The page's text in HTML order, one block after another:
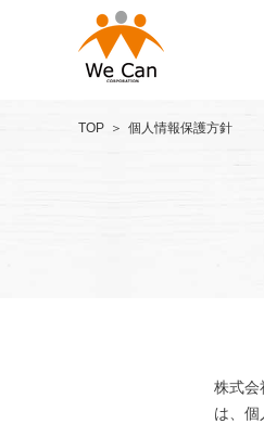
TOP 個人情報保護方針
株式会
は、